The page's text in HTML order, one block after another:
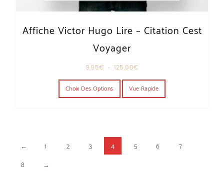
Affiche Victor Hugo Lire – Citation Cest
Voyager
9,95€ – 125,00€
Choix Des Options
Ce produit a plusieurs variations. Les
Vue Rapide
← 1 2 3 4 5 6
7
8
→